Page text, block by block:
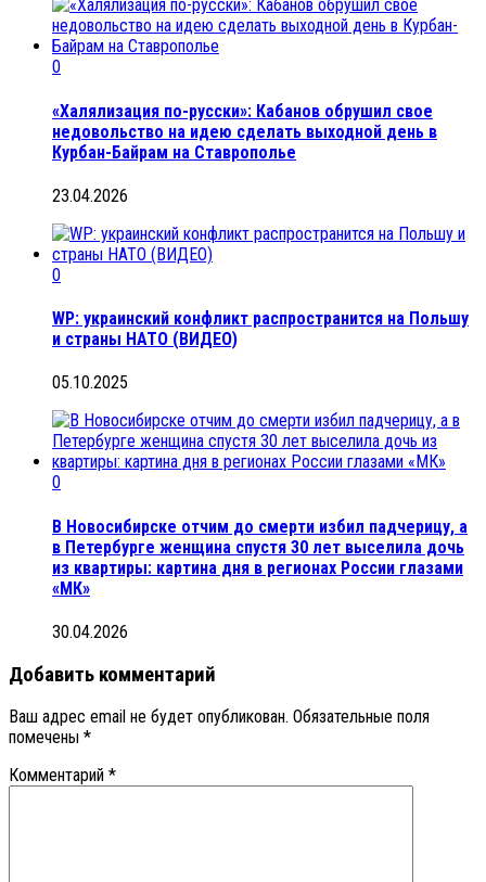
0
«Халялизация по-русски»: Кабанов обрушил свое
недовольство на идею сделать выходной день в
Курбан-Байрам на Ставрополье
23.04.2026
0
WP: украинский конфликт распространится на Польшу
и страны НАТО (ВИДЕО)
05.10.2025
0
В Новосибирске отчим до смерти избил падчерицу, а
в Петербурге женщина спустя 30 лет выселила дочь
из квартиры: картина дня в регионах России глазами
«МК»
30.04.2026
Добавить комментарий
Ваш адрес email не будет опубликован. Обязательные поля
помечены *
Комментарий *